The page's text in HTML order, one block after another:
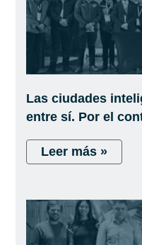
Las ciudades
entre sí. Por el
Leer más »